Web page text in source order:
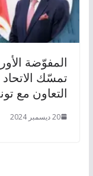
المفوّضة
تمسّك الاتحاد
التعاون مع
20 ديسمبر 2024